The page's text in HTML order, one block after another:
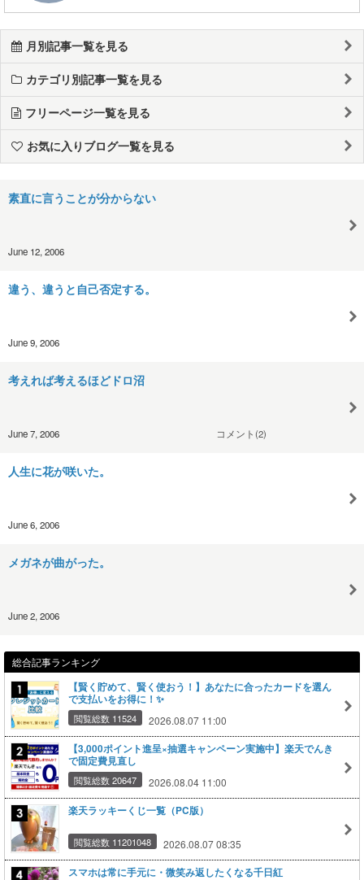
月別記事一覧を見る
カテゴリ別記事一覧を見る
フリーページ一覧を見る
お気に入りブログ一覧を見る
素直に言うことが分からない
June 12, 2006
違う、違うと自己否定する。
June 9, 2006
考えれば考えるほどドロ沼
June 7, 2006 コメント(2)
人生に花が咲いた。
June 6, 2006
メガネが曲がった。
June 2, 2006
総合記事ランキング
【賢く貯めて、賢く使おう！】あなたに合ったカードを選ん
で支払いをお得に！✨
閲覧総数 11524 2026.08.07 11:00
【3,000ポイント進呈×抽選キャンペーン実施中】楽天でんき
で固定費見直し
閲覧総数 20647 2026.08.04 11:00
楽天ラッキーくじ一覧（PC版）
閲覧総数 11201048 2026.08.07 08:35
スマホは常に手元に・微笑み返したくなる千日紅